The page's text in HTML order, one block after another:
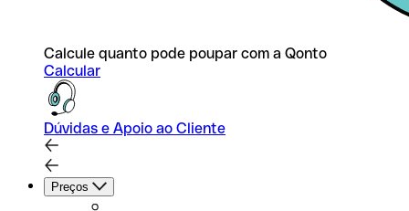
Calcule quanto pode poupar com a Qonto
Calcular
Dúvidas e Apoio ao Cliente
Preços